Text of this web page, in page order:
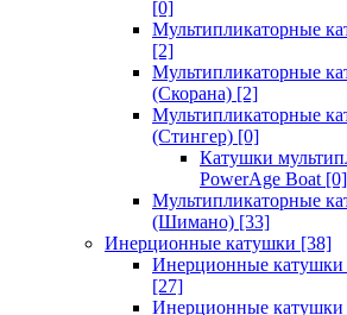
[0]
Мультипликаторные
[2]
Мультипликаторные
(Скорана) [2]
Мультипликаторные
(Стингер) [0]
Катушки
PowerAge Boat [0]
Мультипликаторные
(Шимано) [33]
Инерционные катушки [38]
Инерционные катушки
[27]
Инерционные катушки